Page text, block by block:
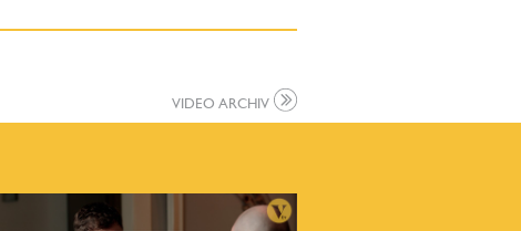
VIDEO ARCHIV